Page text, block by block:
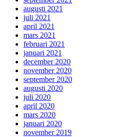
augusti 2021
juli 2021
april 2021
mars 2021
februari 2021
januari 2021
december 2020
november 2020
september 2020
augusti 2020
juli 2020
april 2020
mars 2020
januari 2020
november 2019